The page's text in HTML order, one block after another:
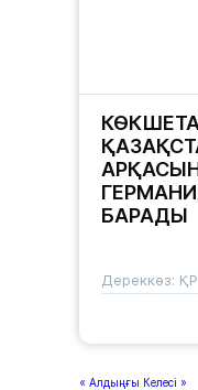
БАРАДЫ
Дереккөз:
« Алдыңғы Келесі »